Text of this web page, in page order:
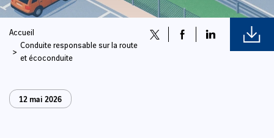
Accueil
Conduite responsable sur la route
et écoconduite
12 mai 2026